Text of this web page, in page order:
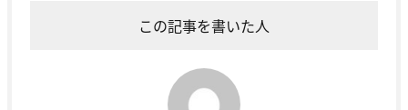
この記事を書いた人